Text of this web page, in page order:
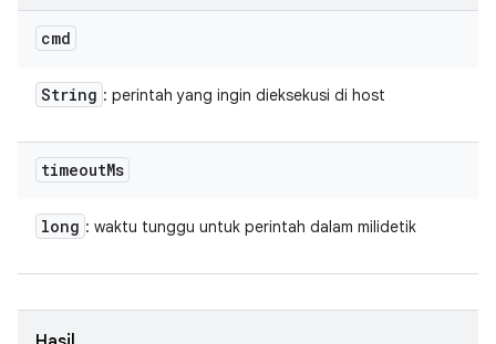
cmd
String : perintah yang ingin dieksekusi di host
timeoutMs
long : waktu tunggu untuk perintah dalam milidetik